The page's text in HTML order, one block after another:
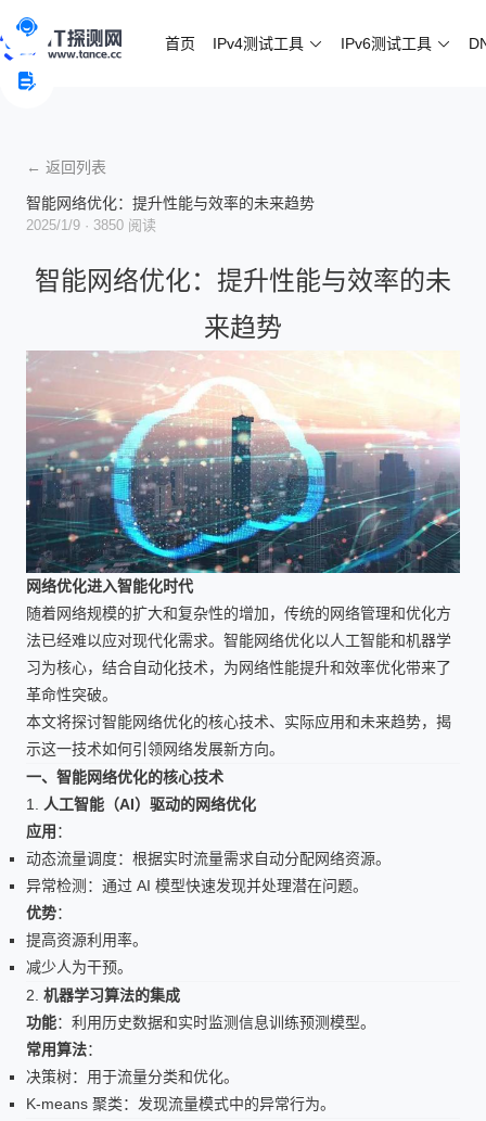
首页 IPv4测试工具 IPv6测试工具
← 返回列表
智能网络优化：提升性能与效率的未来趋势
2025/1/9 · 3850 阅读
智能网络优化：提升性能与效率的未
来趋势
网络优化进入智能化时代
随着网络规模的扩大和复杂性的增加，传统的网络管理和优化方
法已经难以应对现代化需求。智能网络优化以人工智能和机器学
习为核心，结合自动化技术，为网络性能提升和效率优化带来了
革命性突破。
本文将探讨智能网络优化的核心技术、实际应用和未来趋势，揭
示这一技术如何引领网络发展新方向。
一、智能网络优化的核心技术
1.
人工智能（AI）驱动的网络优化
应用：
动态流量调度：根据实时流量需求自动分配网络资源。
异常检测：通过 AI 模型快速发现并处理潜在问题。
优势：
提高资源利用率。
减少人为干预。
2. 机器学习算法的集成
功能：利用历史数据和实时监测信息训练预测模型。
常用算法：
决策树：用于流量分类和优化。
K-means 聚类：发现流量模式中的异常行为。